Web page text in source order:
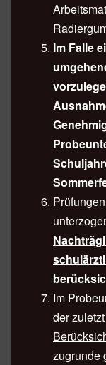
Im Falle
Im
der
zugrunde